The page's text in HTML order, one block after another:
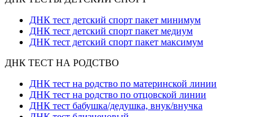
ДНК тест детский спорт пакет минимум
ДНК тест детский спорт пакет медиум
ДНК тест детский спорт пакет максимум
ДНК ТЕСТ НА РОДСТВО
ДНК тест на родство по материнской линии
ДНК тест на родство по отцовской линии
ДНК тест бабушка/дедушка, внук/внучка